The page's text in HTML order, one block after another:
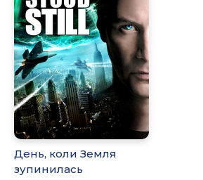
День, коли Земля
зупинилась